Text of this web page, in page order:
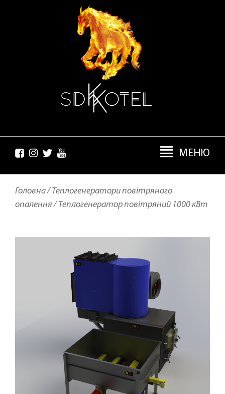
МЕНЮ
Головна /Теплогенератори повітряного
опалення /Теплогенератор повітряний 1000 кВт